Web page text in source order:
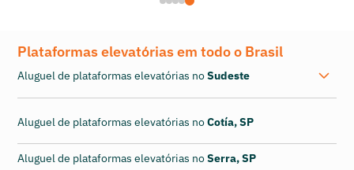
Plataformas elevatórias em todo o Brasil
Aluguel de plataformas elevatórias noSudeste
Aluguel de plataformas elevatórias noCotía, SP
Aluguel de plataformas elevatórias noSerra, SP